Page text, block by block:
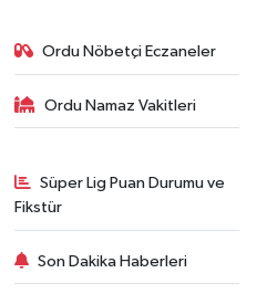
Ordu Nöbetçi Eczaneler
Ordu Namaz Vakitleri
Süper Lig Puan Durumu ve
Fikstür
Son Dakika Haberleri